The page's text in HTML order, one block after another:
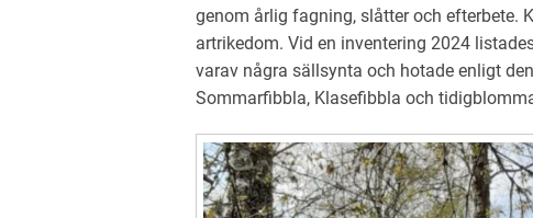
genom årlig fagning, slåtter och efterbete.
artrikedom. Vid en inventering 2024
varav några sällsynta och hotade enligt
Sommarfibbla, Klasefibbla och